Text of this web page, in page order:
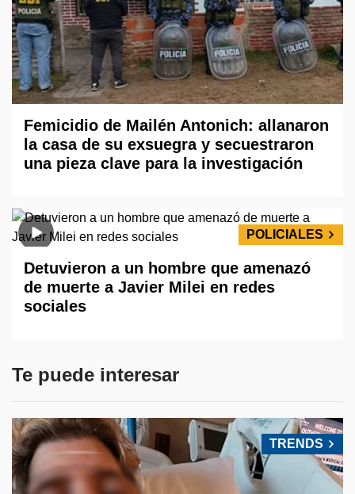
Femicidio de Mailén Antonich: allanaron
la casa de su exsuegra y secuestraron
una pieza clave para la investigación
POLICIALES
Detuvieron a un hombre que amenazó
de muerte a Javier Milei en redes
sociales
Te puede interesar
TRENDS